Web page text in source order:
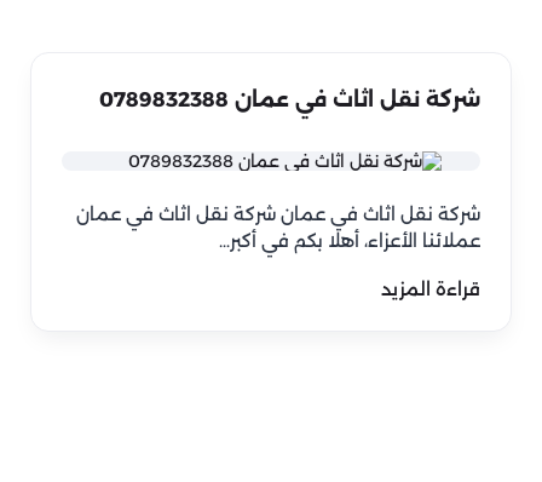
شركة نقل اثاث في عمان 0789832388
شركة نقل اثاث في عمان شركة نقل اثاث في عمان
عملائنا الأعزاء، أهلا بكم في أكبر…
قراءة المزيد